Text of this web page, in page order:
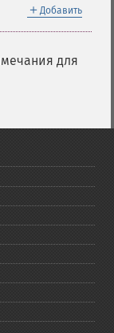
＋ Добавить
для